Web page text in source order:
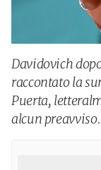
Davidovich
raccontato la
Puerta,
alcun preavviso.